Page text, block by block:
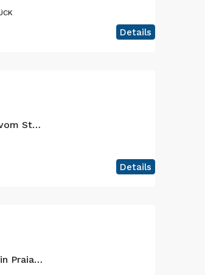
Details
Charmanter Rückzugsort 200 Meter vom Strand entfernt – Praia do Almoxarife, Faial – Wo sich das Meer und der Vulkan treffen.
Details
Haus mit atemberaubender Aussicht in Praia do Almoxarife, Insel Faial